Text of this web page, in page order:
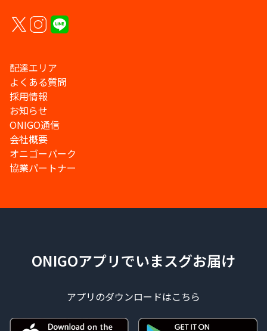
配達エリア
よくある質問
採用情報
お知らせ
ONIGO通信
会社概要
オニゴーパーク
協業パートナー
ONIGOアプリでいまスグお届け
アプリのダウンロードはこちら